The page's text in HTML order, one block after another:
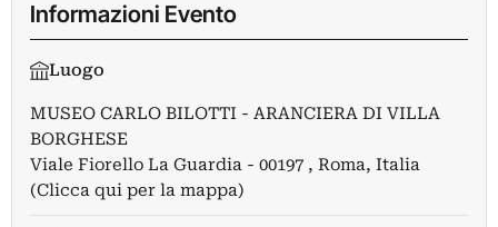
Informazioni Evento
Luogo
MUSEO CARLO BILOTTI - ARANCIERA DI VILLA
BORGHESE
Viale Fiorello La Guardia - 00197 , Roma, Italia
(Clicca qui per la mappa)